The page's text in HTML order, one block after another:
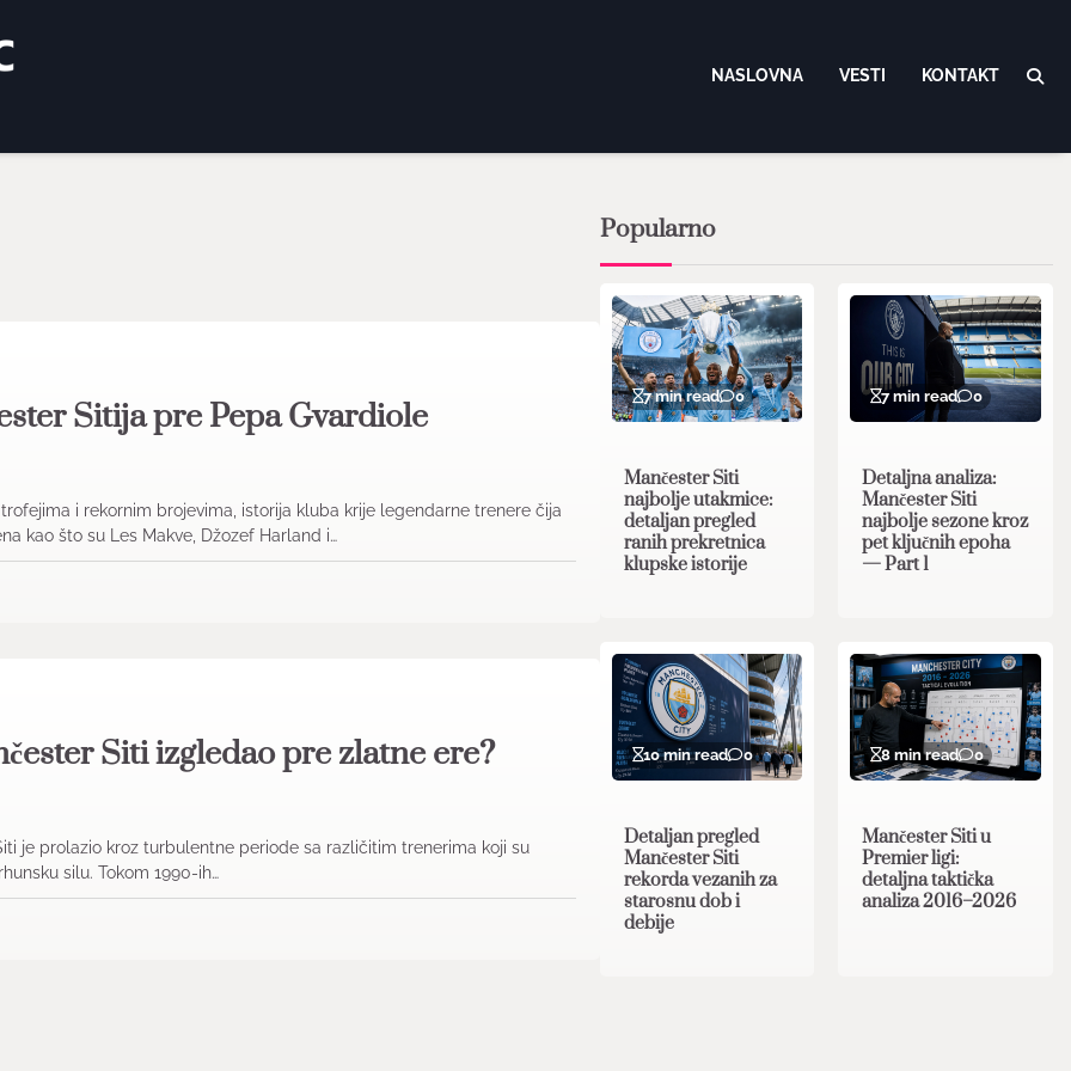
NASLOVNA VESTI KONTAKT
Sitija pre Pepa Gvardiole
i rekornim brojevima, istorija kluba krije legendarne trenere čija
kao što su Les Makve, Džozef Harland i…
Siti izgledao pre zlatne ere?
je prolazio kroz turbulentne periode sa različitim trenerima koji su
silu. Tokom 1990-ih…
Popularno
7 min read 0
Mančester Siti
najbolje utakmice:
detaljan pregled
ranih prekretnica
klupske istorije
7 min read 0
Detaljna analiza:
Mančester Siti
najbolje sezone kroz
pet ključnih epoha
— Part 1
10 min read 0
Detaljan pregled
Mančester Siti
rekorda vezanih za
starosnu dob i
debije
8 min read 0
Mančester Siti u
Premier ligi:
detaljna taktička
analiza 2016–2026